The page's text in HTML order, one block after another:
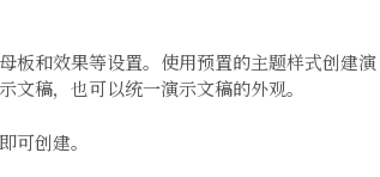
和效果等设置。使用预置的主题样式创建演
稿，也可以统一演示文稿的外观。
创建。